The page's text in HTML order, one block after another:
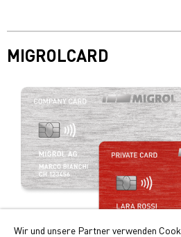
MIGROLCARD
Wir und unsere Partner verwenden